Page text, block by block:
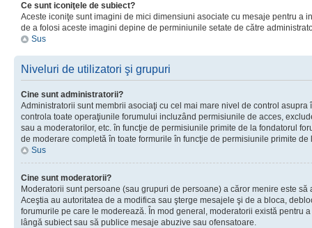
Ce sunt iconiţele de subiect?
Aceste iconiţe sunt imagini de mici dimensiuni asociate cu mesaje pentru a
de a folosi aceste imagini depine de perminiunile setate de către
Sus
Niveluri de utilizatori şi grupuri
Cine sunt administratorii?
Administratorii sunt membrii asociaţi cu cel mai mare nivel de control asupra
controla toate operaţiunile forumului incluzând permisiunile de acces,
sau a moderatorilor, etc. în funcţie de permisiunile primite de la fondatorul
de moderare completă în toate formurile în funcţie de permisiunile primite de
Sus
Cine sunt moderatorii?
Moderatorii sunt persoane (sau grupuri de persoane) a căror menire este
Aceştia au autoritatea de a modifica sau şterge mesajele şi de a bloca,
forumurile pe care le moderează. În mod general, moderatorii există pentru
lângă subiect sau să publice mesaje abuzive sau ofensatoare.